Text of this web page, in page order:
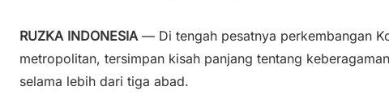
RUZKA INDONESIA— Di tengah pesatnya perkembangan
metropolitan, tersimpan kisah panjang tentang
selama lebih dari tiga abad.